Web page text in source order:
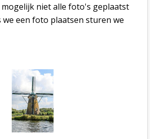
niet alle foto's geplaatst
we een foto plaatsen sturen we